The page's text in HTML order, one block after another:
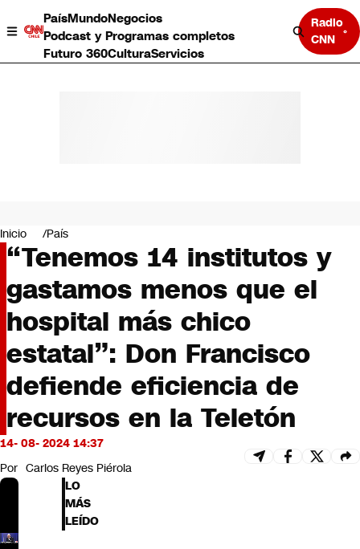
PaísMundoNegocios
Podcast y Programas completos
Futuro 360CulturaServicios
Radio
CNN
Negocios
Deportes
Programas completos
Cultura
Servicios
Bits
CNN Data
CNN tiempo
Futuro 360
Opinión
Inicio País
“Tenemos 14 institutos y
gastamos menos que el
hospital más chico
estatal”: Don Francisco
defiende eficiencia de
recursos en la Teletón
14- 08- 2024 14:37
Por Carlos Reyes Piérola
LO
MÁS
LEÍDO